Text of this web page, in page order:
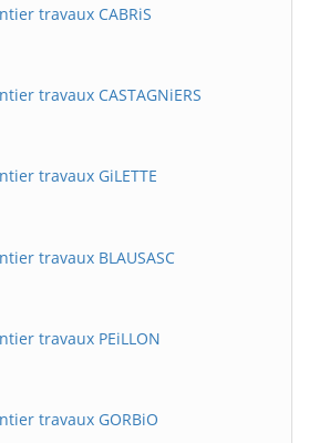
travaux CABRiS
travaux CASTAGNiERS
travaux GiLETTE
travaux BLAUSASC
travaux PEiLLON
travaux GORBiO